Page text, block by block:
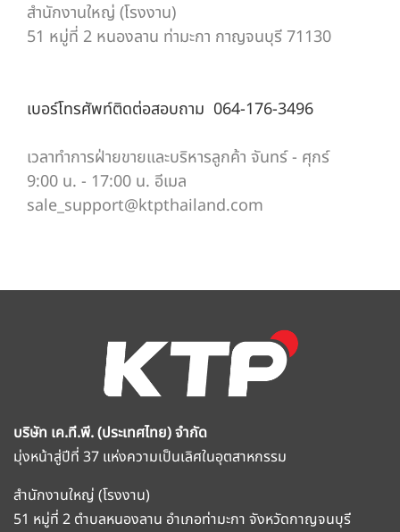
สำนักงานใหญ่ (โรงงาน)
51 หมู่ที่ 2 หนองลาน ท่ามะกา กาญจนบุรี 71130
เบอร์โทรศัพท์ติดต่อสอบถาม 064-176-3496
เวลาทำการฝ่ายขายและบริหารลูกค้า จันทร์ - ศุกร์
9:00 น. - 17:00 น. อีเมล
sale_support@ktpthailand.com
บริษัท เค.ที.พี. (ประเทศไทย) จำกัด
มุ่งหน้าสู่ปีที่ 37 แห่งความเป็นเลิศในอุตสาหกรรม
สำนักงานใหญ่ (โรงงาน)
51 หมู่ที่ 2 ตำบลหนองลาน อำเภอท่ามะกา จังหวัดกาญจนบุรี